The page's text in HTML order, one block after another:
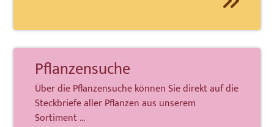
Pflanzensuche
Über die Pflanzensuche können Sie direkt auf die
Steckbriefe aller Pflanzen aus unserem
Sortiment …